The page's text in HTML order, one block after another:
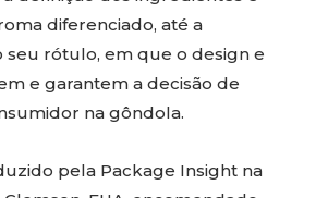
diferenciado, até a
seu rótulo, em que o design e
e garantem a decisão de
na gôndola.
pela Package Insight na